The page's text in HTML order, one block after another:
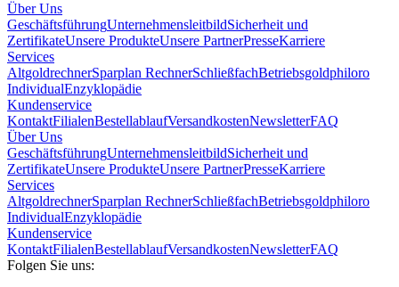
Über Uns
GeschäftsführungUnternehmensleitbildSicherheit und
ZertifikateUnsere ProdukteUnsere PartnerPresseKarriere
Services
AltgoldrechnerSparplan RechnerSchließfachBetriebsgoldphiloro
IndividualEnzyklopädie
Kundenservice
KontaktFilialenBestellablaufVersandkostenNewsletterFAQ
Über Uns
GeschäftsführungUnternehmensleitbildSicherheit und
ZertifikateUnsere ProdukteUnsere PartnerPresseKarriere
Services
AltgoldrechnerSparplan RechnerSchließfachBetriebsgoldphiloro
IndividualEnzyklopädie
Kundenservice
KontaktFilialenBestellablaufVersandkostenNewsletterFAQ
Folgen Sie uns: